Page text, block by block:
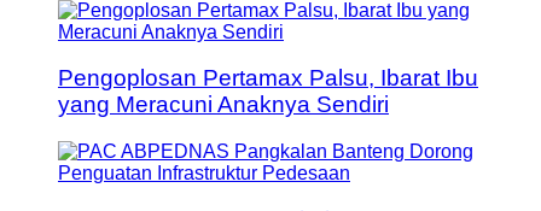
Pengoplosan Pertamax Palsu, Ibarat Ibu
yang Meracuni Anaknya Sendiri